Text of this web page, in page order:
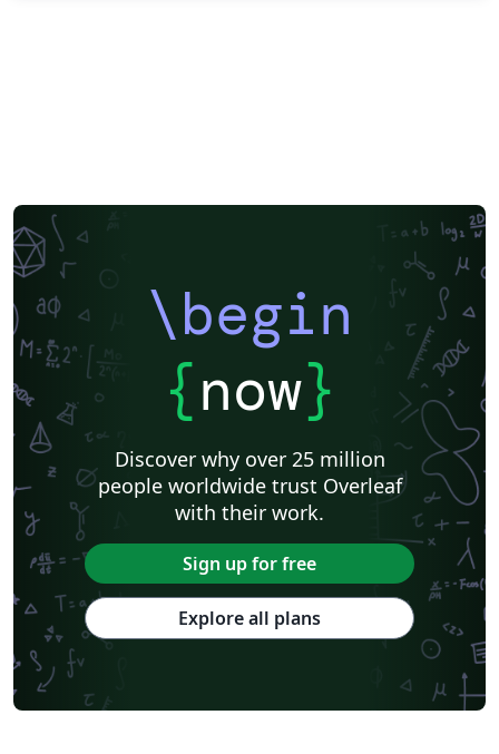
\begin
{now}
Discover why over 25 million
people worldwide trust Overleaf
with their work.
Sign up for free
Explore all plans